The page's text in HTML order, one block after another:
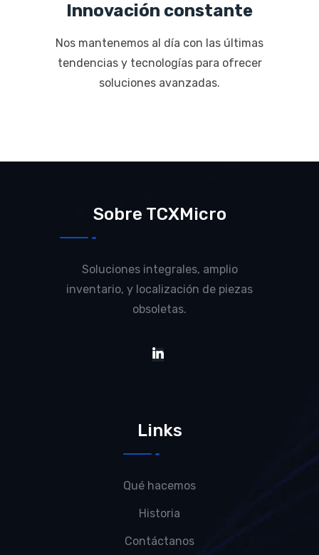
Innovación constante
Nos mantenemos al día con las últimas
tendencias y tecnologías para ofrecer
soluciones avanzadas.
Sobre TCXMicro
Soluciones integrales, amplio
inventario, y localización de piezas
obsoletas.
Links
Qué hacemos
Historia
Contáctanos